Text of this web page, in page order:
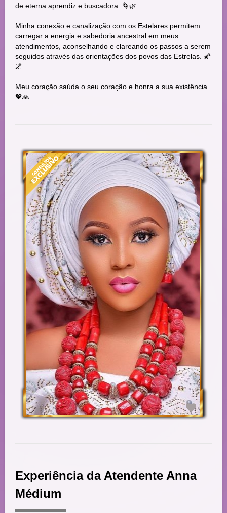
de eterna aprendiz e buscadora. 🌀🌿
Minha conexão e canalização com os Estelares permitem
carregar a energia e sabedoria ancestral em meus
atendimentos, aconselhando e clareando os passos a serem
seguidos através das orientações dos povos das Estrelas. 🌠
🌌
Meu coração saúda o seu coração e honra a sua existência.
💖🙏
Experiência da Atendente Anna
Médium